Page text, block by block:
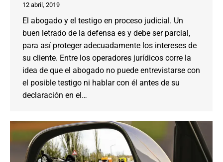
12 abril, 2019
El abogado y el testigo en proceso judicial. Un
buen letrado de la defensa es y debe ser parcial,
para así proteger adecuadamente los intereses de
su cliente. Entre los operadores jurídicos corre la
idea de que el abogado no puede entrevistarse con
el posible testigo ni hablar con él antes de su
declaración en el…